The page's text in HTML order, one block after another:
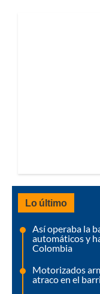
Lo último
Así operaba la
automáticos y
Colombia
Motorizados
atraco en el